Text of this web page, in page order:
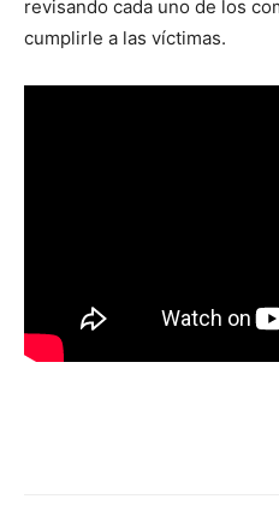
revisando cada uno de los
cumplirle a las víctimas.